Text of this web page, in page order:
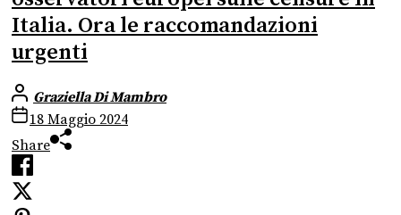
Italia. Ora le raccomandazioni
urgenti
Graziella Di Mambro
18 Maggio 2024
Share